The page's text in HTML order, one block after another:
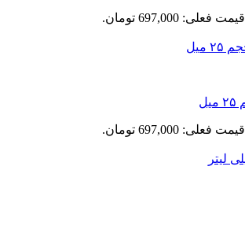
قیمت فعلی: 697,000 تومان.
قیمت فعلی: 697,000 تومان.